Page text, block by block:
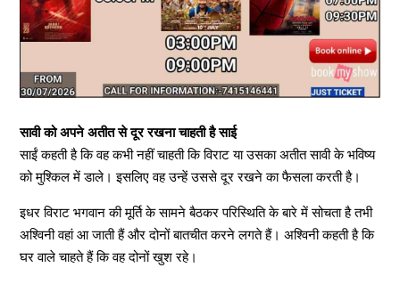
सावी को अपने अतीत से दूर रखना चाहती है साई
साईं कहती है कि वह कभी नहीं चाहती कि विराट या उसका अतीत सावी के भविष्य
को मुश्किल में डाले। इसलिए वह उन्हें उससे दूर रखने का फैसला करती है।
इधर विराट भगवान की मूर्ति के सामने बैठकर परिस्थिति के बारे में सोचता है तभी
अश्विनी वहां आ जाती हैं और दोनों बातचीत करने लगते हैं। अश्विनी कहती है कि
घर वाले चाहते हैं कि वह दोनों खुश रहे।